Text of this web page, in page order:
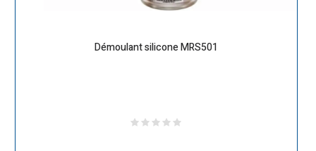
Démoulant silicone MRS501